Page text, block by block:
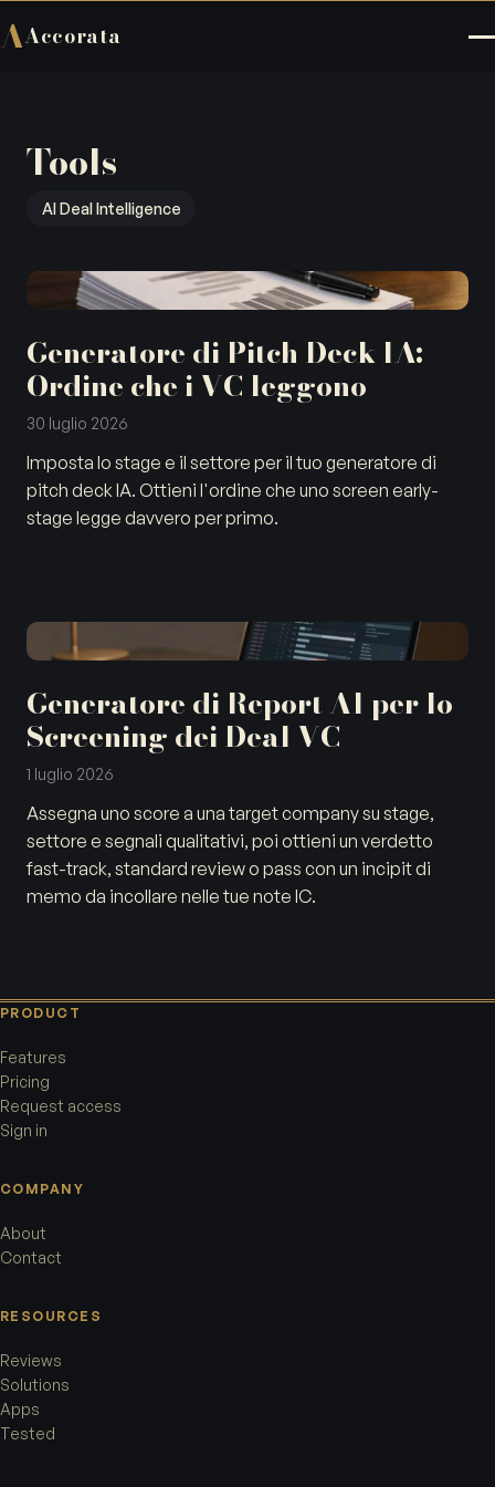
Tools
AI Deal Intelligence
Generatore di Pitch Deck IA:
Ordine che i VC leggono
30 luglio 2026
Imposta lo stage e il settore per il tuo generatore di
pitch deck IA. Ottieni l'ordine che uno screen early-
stage legge davvero per primo.
Generatore di Report AI per lo
Screening dei Deal VC
1 luglio 2026
Assegna uno score a una target company su stage,
settore e segnali qualitativi, poi ottieni un verdetto
fast-track, standard review o pass con un incipit di
memo da incollare nelle tue note IC.
AAccorata
PRODUCT
Features
Pricing
Request access
Sign in
COMPANY
About
Contact
RESOURCES
Reviews
Solutions
Apps
Tested